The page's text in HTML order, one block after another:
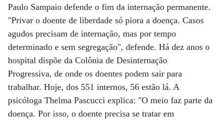
Paulo Sampaio defende o fim da internação permanente.
"Privar o doente de liberdade só piora a doença. Casos
agudos precisam de internação, mas por tempo
determinado e sem segregação", defende. Há dez anos o
hospital dispõe da Colônia de Desinternação
Progressiva, de onde os doentes podem sair para
trabalhar. Hoje, dos 551 internos, 56 estão lá. A
psicóloga Thelma Pascucci explica: "O meio faz parte da
doença. Por isso, o doente precisa se tratar em